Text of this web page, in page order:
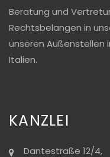
Beratung und
Rechtsbelangen in
unseren Außenstellen
Italien.
KANZLEI
Dantestraße 12/4,